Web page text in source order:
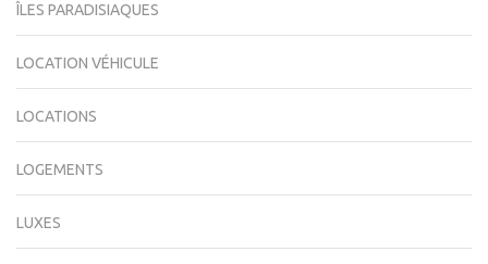
ÎLES PARADISIAQUES
LOCATION VÉHICULE
LOCATIONS
LOGEMENTS
LUXES